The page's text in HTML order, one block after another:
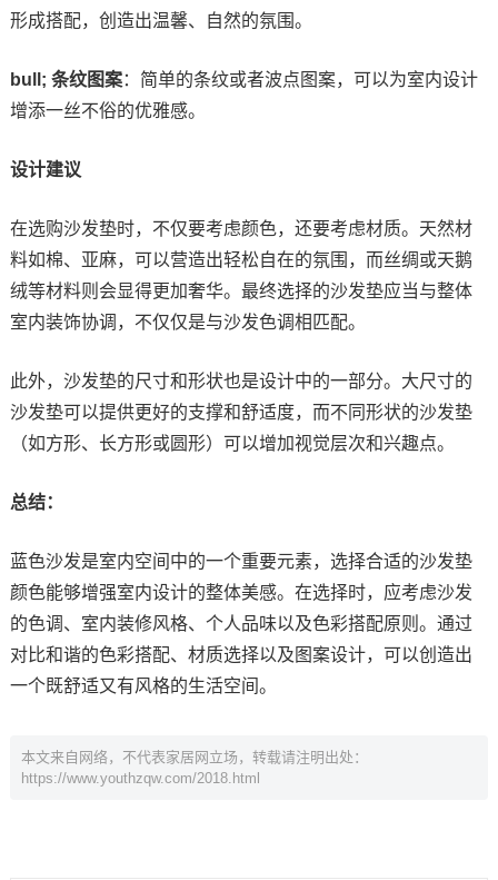
形成搭配，创造出温馨、自然的氛围。
bull; 条纹图案：简单的条纹或者波点图案，可以为室内设计
增添一丝不俗的优雅感。
设计建议
在选购沙发垫时，不仅要考虑颜色，还要考虑材质。天然材
料如棉、亚麻，可以营造出轻松自在的氛围，而丝绸或天鹅
绒等材料则会显得更加奢华。最终选择的沙发垫应当与整体
室内装饰协调，不仅仅是与沙发色调相匹配。
此外，沙发垫的尺寸和形状也是设计中的一部分。大尺寸的
沙发垫可以提供更好的支撑和舒适度，而不同形状的沙发垫
（如方形、长方形或圆形）可以增加视觉层次和兴趣点。
总结：
蓝色沙发是室内空间中的一个重要元素，选择合适的沙发垫
颜色能够增强室内设计的整体美感。在选择时，应考虑沙发
的色调、室内装修风格、个人品味以及色彩搭配原则。通过
对比和谐的色彩搭配、材质选择以及图案设计，可以创造出
一个既舒适又有风格的生活空间。
本文来自网络，不代表家居网立场，转载请注明出处：
https://www.youthzqw.com/2018.html